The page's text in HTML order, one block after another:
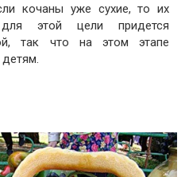
кочаны уже сухие, то их
этой цели придется
так что на этом этапе